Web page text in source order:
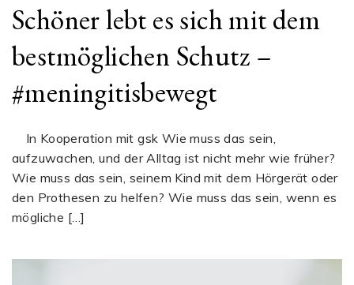
Schöner lebt es sich mit dem
bestmöglichen Schutz –
#meningitisbewegt
In Kooperation mit gsk Wie muss das sein,
aufzuwachen, und der Alltag ist nicht mehr wie früher?
Wie muss das sein, seinem Kind mit dem Hörgerät oder
den Prothesen zu helfen? Wie muss das sein, wenn es
mögliche […]